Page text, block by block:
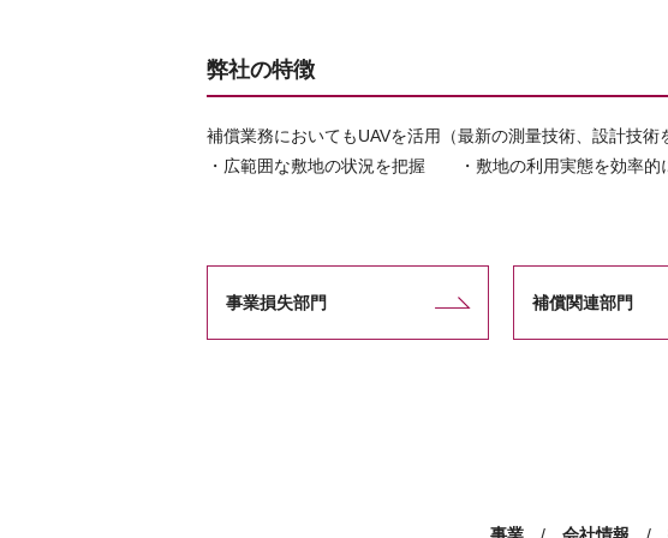
弊社の特徴
補償業務においてもUAVを活用（最新の測量技術、設計技術
・広範囲な敷地の状況を把握 ・敷地の利用実態を効
事業損失部門 補償関連部門